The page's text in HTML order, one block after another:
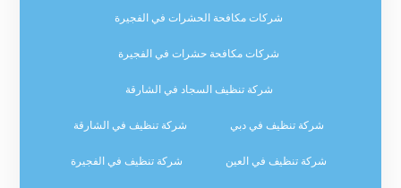
شركات مكافحة الحشرات في الفجيرة
شركات مكافحة حشرات في الفجيرة
شركة تنظيف السجاد في الشارقة
شركة تنظيف في دبي شركة تنظيف في الشارقة
شركة تنظيف في العين شركة تنظيف في الفجيرة